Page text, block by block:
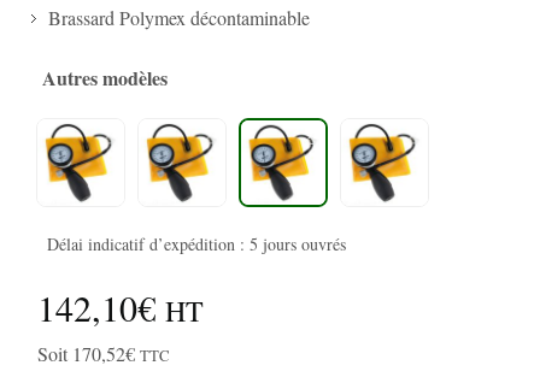
Brassard Polymex décontaminable
Autres modèles
Délai indicatif d’expédition : 5 jours ouvrés
142,10€ HT
Soit 170,52€ TTC